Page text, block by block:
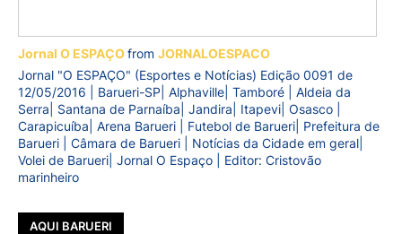
Jornal O ESPAÇOfrom JORNALOESPACO
Jornal "O ESPAÇO" (Esportes e Notícias) Edição 0091 de
12/05/2016 | Barueri-SP| Alphaville| Tamboré | Aldeia da
Serra| Santana de Parnaíba| Jandira| Itapevi| Osasco |
Carapicuíba| Arena Barueri | Futebol de Barueri| Prefeitura de
Barueri | Câmara de Barueri | Notícias da Cidade em geral|
Volei de Barueri| Jornal O Espaço | Editor: Cristovão
marinheiro
AQUI BARUERI